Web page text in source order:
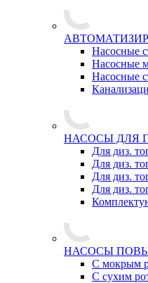
Насосные
Насосные
Насосные
НАСОСЫ ДЛЯ
Для диз.
Для диз.
Для диз.
Для диз.
НАСОСЫ
С мокрым
С сухим